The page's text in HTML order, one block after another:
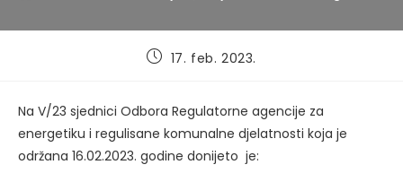
Post17. feb. 2023.
Na V/23 sjednici Odbora Regulatorne agencije za
energetiku i regulisane komunalne djelatnosti koja je
održana 16.02.2023. godine donijeto je: